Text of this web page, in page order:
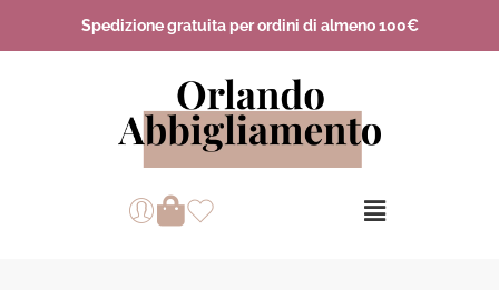
Spedizione gratuita per ordini di almeno 100€